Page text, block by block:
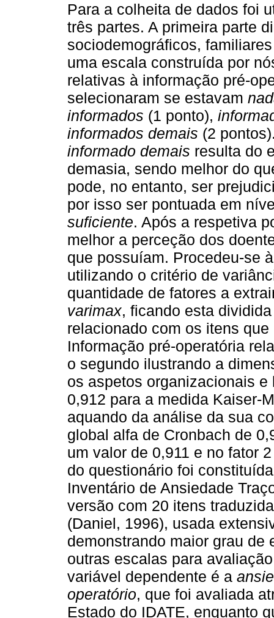
Para a colheita de dados foi
três partes. A primeira parte
sociodemográficos,
uma escala construída por
relativas à informação pré-
selecionaram se estavam
informados (1 ponto),
informados demais (2
informado demais resulta do
demasia, sendo melhor do
pode, no entanto, ser
por isso ser pontuada em
suficiente. Após a respetiva
melhor a perceção dos
que possuíam. Procedeu-se
utilizando o critério de
quantidade de fatores a
varimax, ficando esta
relacionado com os itens
Informação pré-operatória
o segundo ilustrando a
os aspetos organizacionais
0,912 para a medida Kaiser-
aquando da análise da sua
global alfa de Cronbach de
um valor de 0,911 e no fator
do questionário foi
Inventário de Ansiedade
versão com 20 itens
(Daniel, 1996), usada
demonstrando maior grau de
outras escalas para
variável dependente é a
operatório, que foi avaliada
Estado do IDATE, enquanto